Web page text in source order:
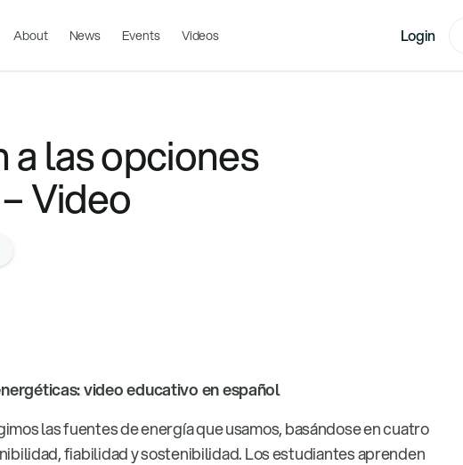
About News Events Videos Login
las opciones
Video
video educativo en español
las fuentes de energía que usamos, basándose en cuatro
fiabilidad y sostenibilidad. Los estudiantes aprenden